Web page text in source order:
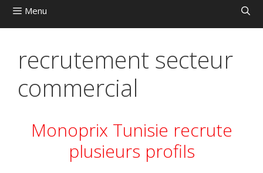
Menu
recrutement secteur
commercial
Monoprix Tunisie recrute
plusieurs profils